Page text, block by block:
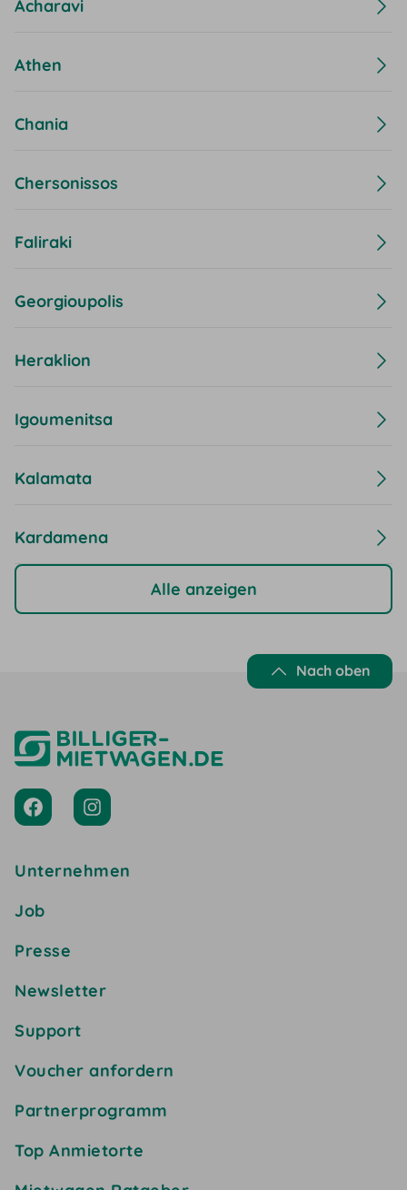
Acharavi
Athen
Chania
Chersonissos
Faliraki
Georgioupolis
Heraklion
Igoumenitsa
Kalamata
Kardamena
Alle anzeigen
Nach oben
Unternehmen
Job
Presse
Newsletter
Support
Voucher anfordern
Partnerprogramm
Top Anmietorte